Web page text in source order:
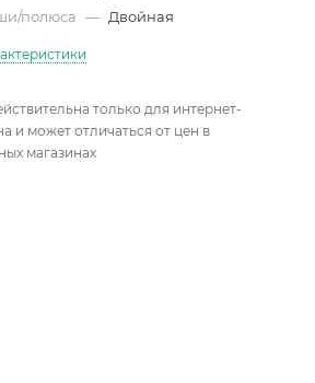
полюса — Двойная
только для интернет-
и может отличаться от цен в
магазинах